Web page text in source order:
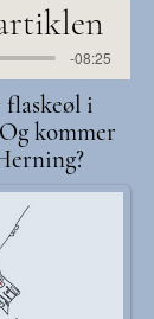
-08:25
i
kommer